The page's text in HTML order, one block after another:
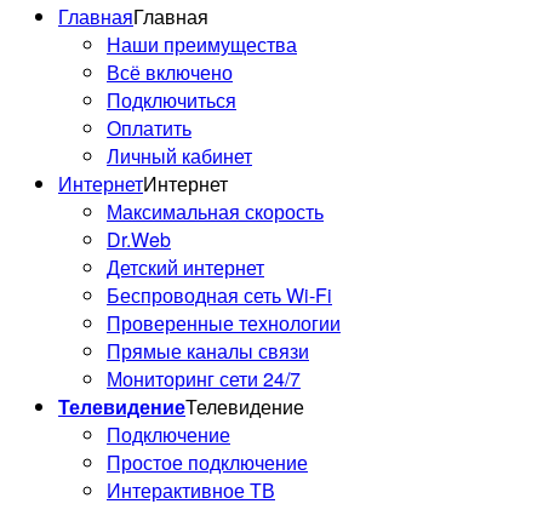
ГлавнаяГлавная
Наши преимущества
Всё включено
Подключиться
Оплатить
Личный кабинет
ИнтернетИнтернет
Максимальная скорость
Dr.Web
Детский интернет
Беспроводная сеть Wi-Fi
Проверенные технологии
Прямые каналы связи
Мониторинг сети 24/7
ТелевидениеТелевидение
Подключение
Простое подключение
Интерактивное ТВ